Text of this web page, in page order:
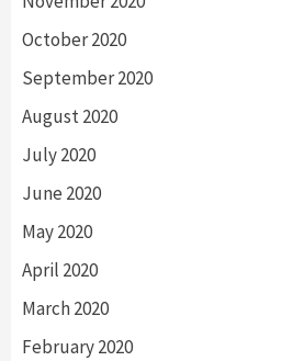
October 2020
September 2020
August 2020
July 2020
June 2020
May 2020
April 2020
March 2020
February 2020